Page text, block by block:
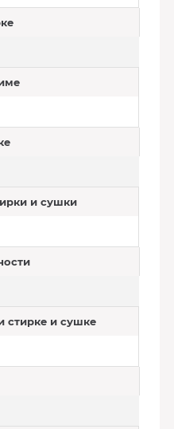
и сушки
стирке и сушке